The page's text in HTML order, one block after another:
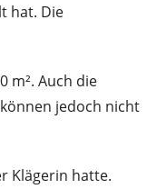
hat. Die
m². Auch die
jedoch nicht
Klägerin hatte.